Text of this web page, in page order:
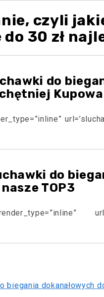
czyli
do 30 zł
do
do
TOP3
biegania dokanałowych